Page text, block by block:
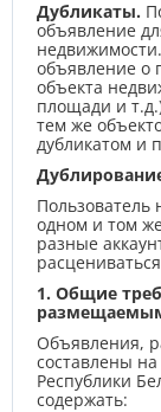
Дубликаты.
объявление
объявление о
объекта
площади и
тем же
дубликатом и
Пользователь
одном и том
разные
1. Общие
Объявления,
составлены
Республики
содержать: